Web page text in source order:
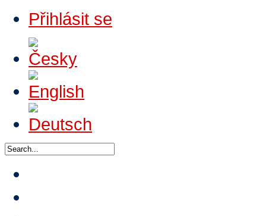
Přihlásit se